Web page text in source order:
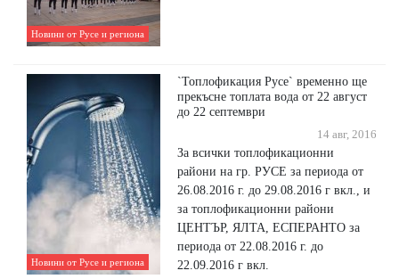
Новини от Русе и региона
Новини от Русе и региона
`Топлофикация Русе` временно ще
прекъсне топлата вода от 22 август
до 22 септември
14 авг, 2016
За всички топлофикационни
райони на гр. РУСЕ за периода от
26.08.2016 г. до 29.08.2016 г вкл., и
за топлофикационни райони
ЦЕНТЪР, ЯЛТА, ЕСПЕРАНТО за
периода от 22.08.2016 г. до
22.09.2016 г вкл.